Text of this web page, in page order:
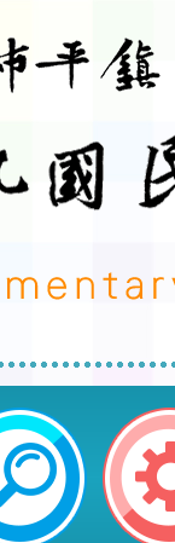
辦理「
」活動
小學